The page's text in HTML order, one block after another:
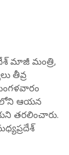
మాజీ మంత్రి,
తీవ్ర
ఆయన
తరలించారు.